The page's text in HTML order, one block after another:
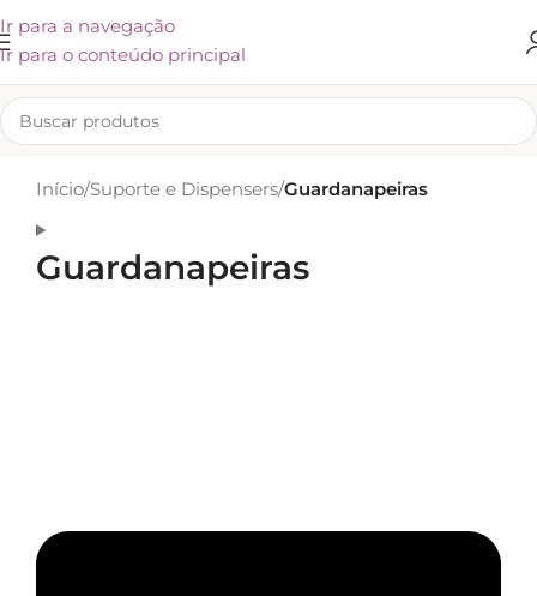
Ir para a navegação
Ir para o conteúdo principal
Início/Suporte e Dispensers/Guardanapeiras
Guardanapeiras